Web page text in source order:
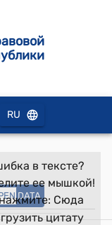
RU
DATA
в тексте?
ее мышкой!
Сюда
цитату